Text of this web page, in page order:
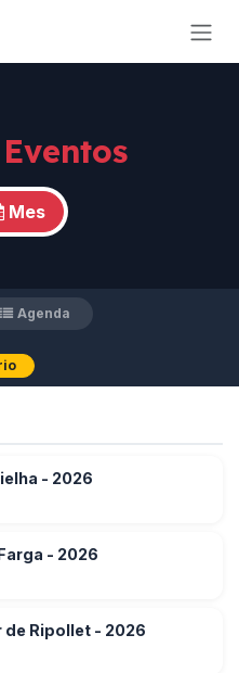
Eventos
Mes
Agenda
- 2026
- 2026
de Ripollet - 2026